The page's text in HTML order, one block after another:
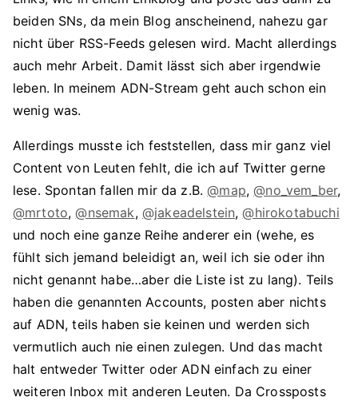
beiden SNs, da mein Blog anscheinend, nahezu gar
nicht über RSS-Feeds gelesen wird. Macht allerdings
auch mehr Arbeit. Damit lässt sich aber irgendwie
leben. In meinem ADN-Stream geht auch schon ein
wenig was.
Allerdings musste ich feststellen, dass mir ganz viel
Content von Leuten fehlt, die ich auf Twitter gerne
lese. Spontan fallen mir da z.B.@map,@no_vem_ber,
@mrtoto,@nsemak, @jakeadelstein,@hirokotabuchi
und noch eine ganze Reihe anderer ein (wehe, es
fühlt sich jemand beleidigt an, weil ich sie oder ihn
nicht genannt habe…aber die Liste ist zu lang). Teils
haben die genannten Accounts, posten aber nichts
auf ADN, teils haben sie keinen und werden sich
vermutlich auch nie einen zulegen. Und das macht
halt entweder Twitter oder ADN einfach zu einer
weiteren Inbox mit anderen Leuten. Da Crossposts